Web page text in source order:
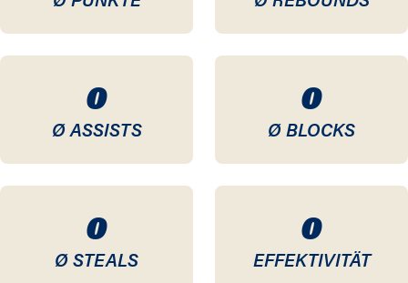
0
Ø ASSISTS
0
Ø BLOCKS
0
Ø STEALS
0
EFFEKTIVITÄT